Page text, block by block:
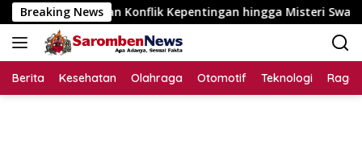
Langsung
ke
konten
Breaking News
Kepentingan hingga Misteri Swakelola Petani
Berita Kesehatan Olahraga Otomotif Teknologi